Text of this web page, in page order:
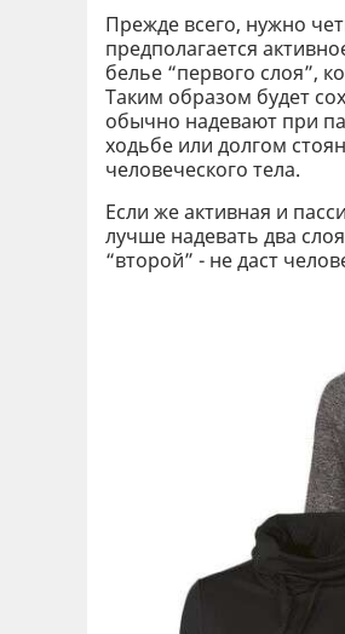
Прежде всего, нужно
предполагается
белье “первого слоя”,
Таким образом будет
обычно надевают при
ходьбе или долгом
человеческого тела.
Если же активная и
лучше надевать два
“второй” - не даст